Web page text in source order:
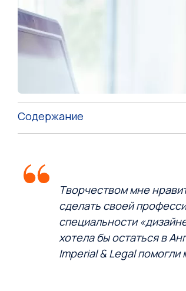
Содержание
Творчеством мне
сделать своей
специальности
хотела бы остаться в
Imperial & Legal